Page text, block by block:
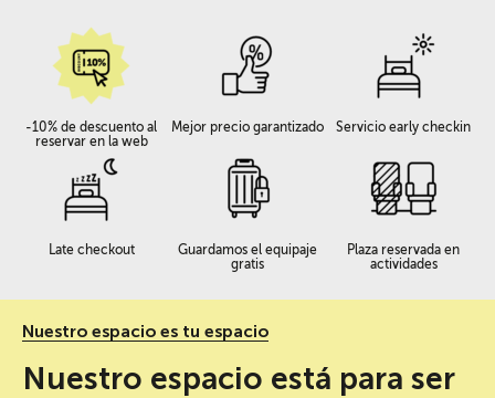
-10% de descuento al
reservar en la web
Mejor precio garantizado Servicio early checkin
Late checkout
Guardamos el equipaje
gratis
Plaza reservada en
actividades
Nuestro espacio es tu espacio
Nuestro espacio está para ser